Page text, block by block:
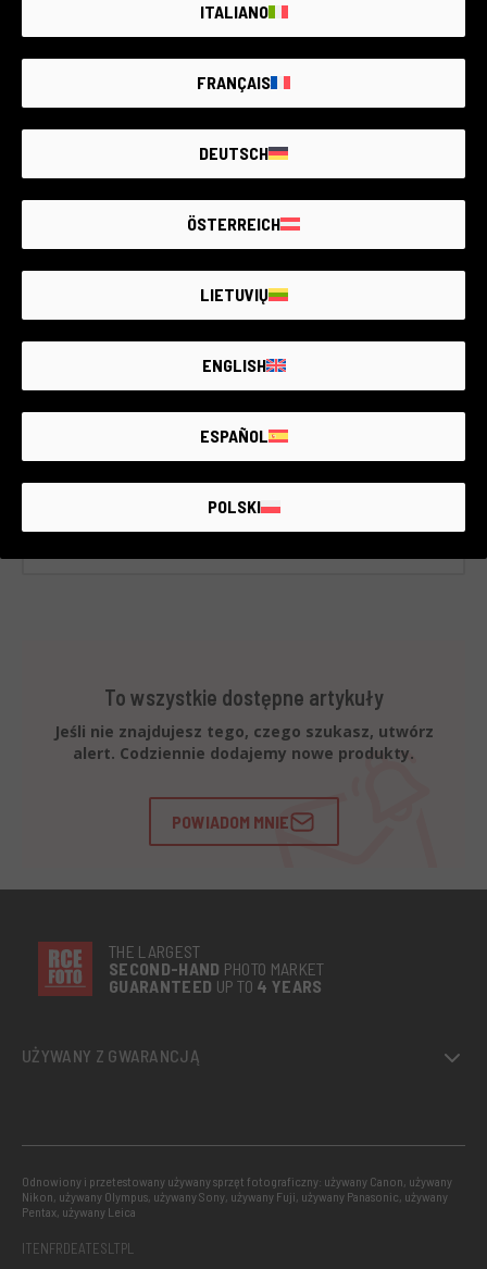
Kod 009DMLOL0000327556
Olympus PEN E-PL2
rok gwarancji
To wszystkie dostępne artykuły
Jeśli nie znajdujesz tego, czego szukasz, utwórz
alert. Codziennie dodajemy nowe produkty.
POWIADOM MNIE
THE LARGEST
SECOND-HAND PHOTO MARKET
GUARANTEED UP TO 4 YEARS
UŻYWANY Z GWARANCJĄ
Odnowiony i przetestowany używany sprzęt fotograficzny: używany Canon, używany
Nikon, używany Olympus, używany Sony, używany Fuji, używany Panasonic, używany
Pentax, używany Leica
ITENFRDEATESLTPL
ITALIANO
FRANÇAIS
DEUTSCH
ÖSTERREICH
LIETUVIŲ
ENGLISH
ESPAÑOL
POLSKI